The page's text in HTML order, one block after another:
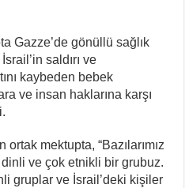
Gazze’de gönüllü sağlık
saldırı ve
kaybeden bebek
ve insan haklarına karşı
mektupta, “Bazılarımız
ve çok etnikli bir grubuz.
gruplar ve İsrail’deki kişiler